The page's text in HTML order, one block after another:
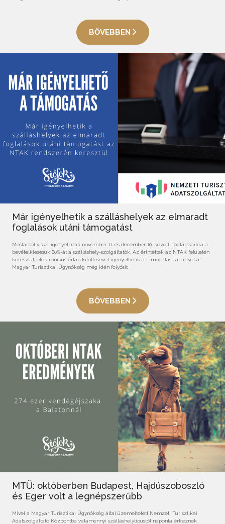
BŐVEBBEN
Már igényelhetik a szálláshelyek az elmaradt
foglalások utáni támogatást
Mostantól visszaigényelhetik november 11. és december 10. közötti foglalásaikra a
bevételkiesésük 80%-át a szálláshely-szolgáltatók. Az érintettek az NTAK felületén
keresztül, elektronikus űrlap kitöltésével igényelhetik a támogatást, amelyet a
Magyar Turisztikai Ügynökség még idén folyósít.
BŐVEBBEN
MTÜ: októberben Budapest, Hajdúszoboszló
és Eger volt a legnépszerűbb
Mivel a Magyar Turisztikai Ügynökség által üzemeltetett Nemzeti Turisztikai
Adatszolgáltató Központba valamennyi szálláshelytípustól naponta érkeznek